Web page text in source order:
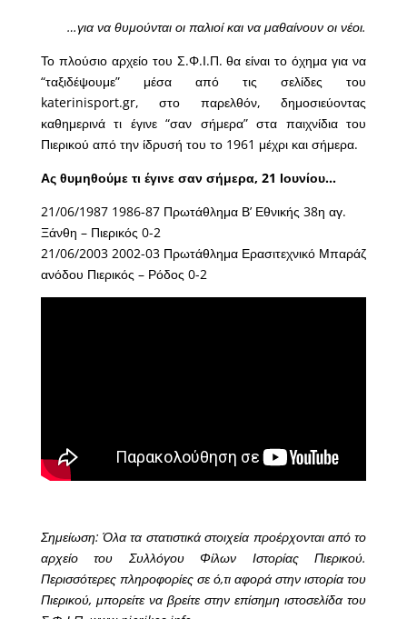
…για να θυμούνται οι παλιοί και να μαθαίνουν οι νέοι.
Το πλούσιο αρχείο του Σ.Φ.Ι.Π. θα είναι το όχημα για να
“ταξιδέψουμε” μέσα από τις σελίδες του
katerinisport.gr, στο παρελθόν, δημοσιεύοντας
καθημερινά τι έγινε “σαν σήμερα” στα παιχνίδια του
Πιερικού από την ίδρυσή του το 1961 μέχρι και σήμερα.
Ας θυμηθούμε τι έγινε σαν σήμερα, 21 Ιουνίου…
21/06/1987 1986-87 Πρωτάθλημα Β’ Εθνικής 38η αγ.
Ξάνθη – Πιερικός 0-2
21/06/2003 2002-03 Πρωτάθλημα Ερασιτεχνικό Μπαράζ
ανόδου Πιερικός – Ρόδος 0-2
Σημείωση: Όλα τα στατιστικά στοιχεία προέρχονται από το
αρχείο του Συλλόγου Φίλων Ιστορίας Πιερικού.
Περισσότερες πληροφορίες σε ό,τι αφορά στην ιστορία του
Πιερικού, μπορείτε να βρείτε στην επίσημη ιστοσελίδα του